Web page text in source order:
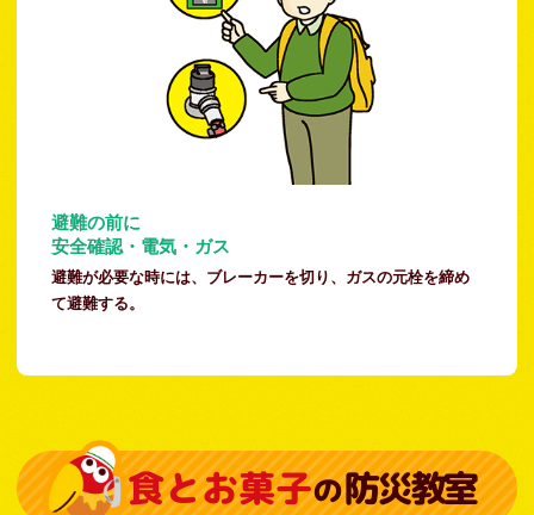
避難の前に
安全確認・電気・ガス
避難が必要な時には、ブレーカーを切り、ガスの元栓を締め
て避難する。
食とお菓子の防災教室